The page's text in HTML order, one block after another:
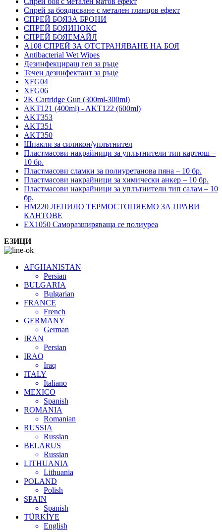
Спрей за боядисване с метален гланцов ефект
СПРЕЙ БОЯЗА БРОНИ
СПРЕЙ БОЯИНОКС
СПРЕЙ БОЯЕМАЙЛ
A108 СПРЕЙ ЗА ОТСТРАНЯВАНЕ НА БОЯ
Antibacterial Wet Wipes
Дезинфекциращ гел за ръце
Течен дезинфектант за ръце
XFG04
XFG06
2K Cartridge Gun (300ml-300ml)
AKT121 (400ml) - AKT122 (600ml)
AKT353
AKT351
AKT350
Шпакли за силикон/уплътнител
Пластмасови накрайници за уплътнители тип картюш –
10 бр.
Пластмасови сламки за полиуретанова пяна – 10 бр.
Пластмасови накрайници за химически анкер – 10 бр.
Пластмасови накрайници за уплътнители тип салам – 10
бр.
HM220 ЛЕПИЛО ТЕРМОСТОПЯЕМО ЗА ПРАВИ
КАНТОВЕ
EX1050 Саморазширяваща се полиуреа
ЕЗИЦИ
AFGHANISTAN
Persian
BULGARIA
Bulgarian
FRANCE
French
GERMANY
German
IRAN
Persian
IRAQ
Iraq
ITALY
Italiano
MEXICO
Spanish
ROMANIA
Romanian
RUSSIA
Russian
BELARUS
Russian
LITHUANIA
Lithuania
POLAND
Polish
SPAIN
Spanish
TÜRKİYE
English